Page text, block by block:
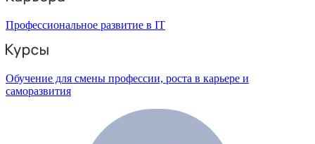
Профессиональное развитие в IT
Обучение для смены профессии, роста в карьере и
саморазвития